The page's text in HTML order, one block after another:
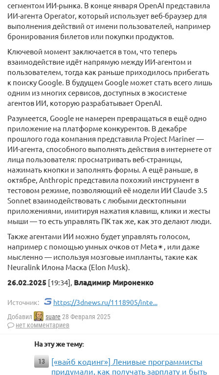
сегментом ИИ-рынка. В конце января OpenAI представила
ИИ-агента Operator, который использует веб-браузер для
выполнения действий от имени пользователей, например
бронирования билетов или покупки продуктов.
Ключевой момент заключается в том, что теперь
взаимодействие идёт напрямую между ИИ-агентом и
пользователем, тогда как раньше приходилось прибегать
к поиску Google. В будущем Google может стать всего лишь
одним из многих сервисов, доступных в экосистеме
агентов ИИ, которую разрабатывает OpenAI.
Разумеется, Google не намерен превращаться в ещё одно
приложение на платформе конкурентов. В декабре
прошлого года компания представила Project Mariner —
ИИ-агента, способного выполнять действия в интернете от
лица пользователя: просматривать веб-страницы,
нажимать кнопки и заполнять формы. А ещё раньше, в
октябре, Anthropic представила похожий инструмент в
тестовом режиме, позволяющий её модели ИИ Claude 3.5
Sonnet взаимодействовать с любыми десктопными
приложениями, имитируя нажатия клавиш, клики и жесты
мыши — то есть управлять ПК так же, как это делают люди.
Также агентами ИИ можно будет управлять голосом,
например с помощью умных очков от Meta✴, или даже
мысленно — используя мозговые импланты, такие как
Neuralink Илона Маска (Elon Musk).
26.02.2025 [19:34], Владимир Мироненко
Источник: https://3dnews.ru/1118905/inte...
Добавил suare 28 Февраля 2025
нет комментариев
На эту же тему:
13
[«вайб кодинг»] Ленивые программисты
придумали, как получать зарплату и быть